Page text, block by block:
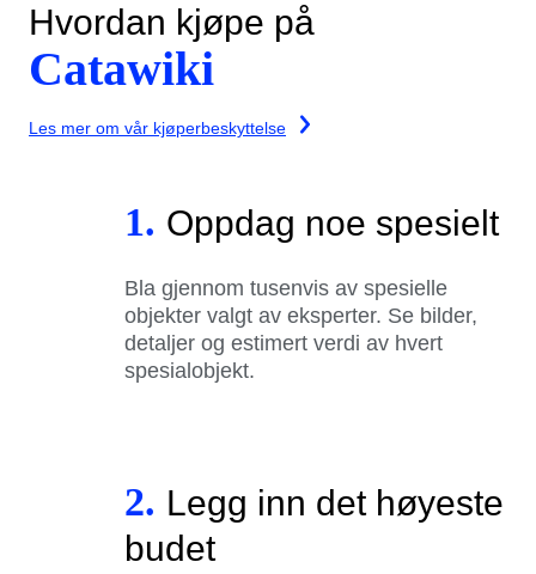
Hvordan kjøpe på
Catawiki
Les mer om vår kjøperbeskyttelse
1. Oppdag noe spesielt
Bla gjennom tusenvis av spesielle
objekter valgt av eksperter. Se bilder,
detaljer og estimert verdi av hvert
spesialobjekt.
2. Legg inn det høyeste
budet